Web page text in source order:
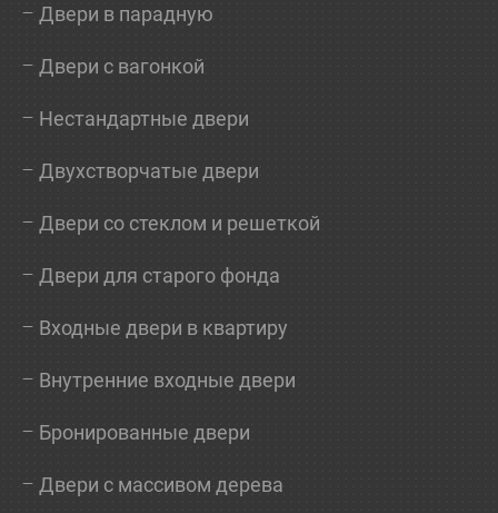
Двери в парадную
Двери с вагонкой
Нестандартные двери
Двухстворчатые двери
Двери со стеклом и решеткой
Двери для старого фонда
Входные двери в квартиру
Внутренние входные двери
Бронированные двери
Двери с массивом дерева